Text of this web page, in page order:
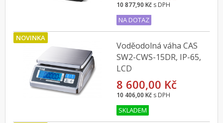
10 877,90 Kč s DPH
NA DOTAZ
NOVINKA
Voděodolná váha CAS
SW2-CWS-15DR, IP-65,
LCD
8 600,00 Kč
10 406,00 Kč s DPH
SKLADEM